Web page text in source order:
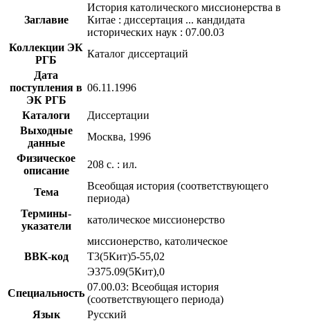
Заглавие
История католического миссионерства в
Китае : диссертация ... кандидата
исторических наук : 07.00.03
Коллекции ЭК
РГБ
Каталог диссертаций
Дата
поступления в
ЭК РГБ
06.11.1996
Каталоги
Диссертации
Выходные
данные
Москва, 1996
Физическое
описание
208 с. : ил.
Тема
Всеобщая история (соответствующего
периода)
Термины-
указатели
католическое миссионерство
миссионерство, католическое
BBK-код
Т3(5Кит)5-55,02
Э375.09(5Кит),0
Специальность
07.00.03: Всеобщая история
(соответствующего периода)
Язык
Русский